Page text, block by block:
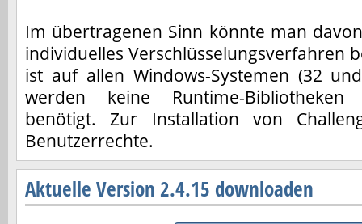
Im übertragenen Sinn könnte man
individuelles Verschlüsselungsverfahren
ist auf allen Windows-Systemen (32
werden keine Runtime-Bibliotheken
benötigt. Zur Installation von
Benutzerrechte.
Aktuelle Version 2.4.15 downloaden